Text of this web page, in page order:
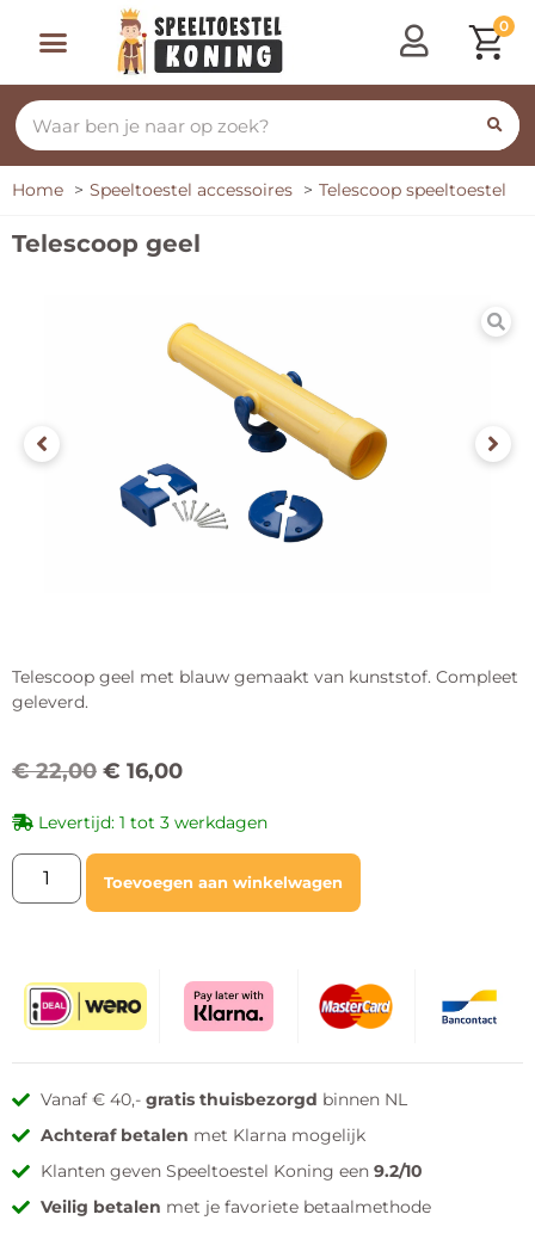
0
Home Speeltoestel accessoires Telescoop speeltoestel
Telescoop geel
Telescoop geel met blauw gemaakt van kunststof. Compleet
geleverd.
€22,00 € 16,00
Levertijd: 1 tot 3 werkdagen
Toevoegen aan winkelwagen
Vanaf € 40,- gratis thuisbezorgd binnen NL
Achteraf betalen met Klarna mogelijk
Klanten geven Speeltoestel Koning een 9.2/10
Veilig betalen met je favoriete betaalmethode